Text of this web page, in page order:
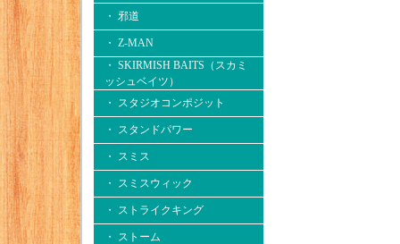
・ 邪道
・ Z-MAN
・ SKIRMISH BAITS（スカミ
ッシュベイツ）
・ スタジオコンポジット
・ スタンドパワー
・ スミス
・ スミスウィック
・ ストライクキング
・ ストーム